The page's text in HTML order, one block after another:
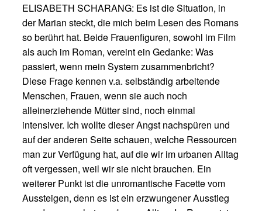
ELISABETH SCHARANG: Es ist die Situation, in
der Marian steckt, die mich beim Lesen des Romans
so berührt hat. Beide Frauenfiguren, sowohl im Film
als auch im Roman, vereint ein Gedanke: Was
passiert, wenn mein System zusammenbricht?
Diese Frage kennen v.a. selbständig arbeitende
Menschen, Frauen, wenn sie auch noch
alleinerziehende Mütter sind, noch einmal
intensiver. Ich wollte dieser Angst nachspüren und
auf der anderen Seite schauen, welche Ressourcen
man zur Verfügung hat, auf die wir im urbanen Alltag
oft vergessen, weil wir sie nicht brauchen. Ein
weiterer Punkt ist die unromantische Facette vom
Aussteigen, denn es ist ein erzwungener Ausstieg